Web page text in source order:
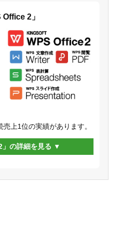
2」
上1位の実績があります。
」の詳細を見る